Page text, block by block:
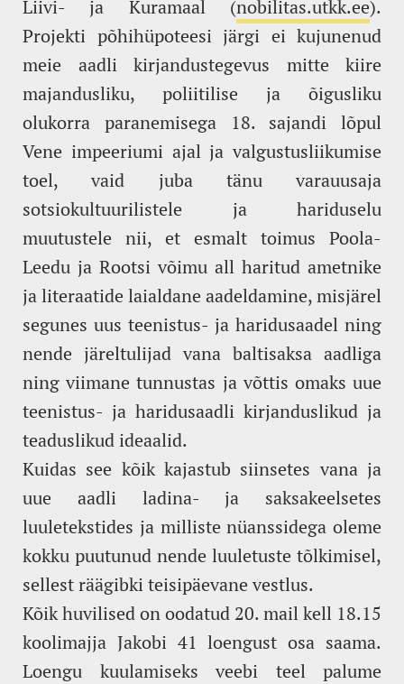
Liivi- ja Kuramaal (nobilitas.utkk.ee).
Projekti põhihüpoteesi järgi ei kujunenud
meie aadli kirjandustegevus mitte kiire
majandusliku, poliitilise ja õigusliku
olukorra paranemisega 18. sajandi lõpul
Vene impeeriumi ajal ja valgustusliikumise
toel, vaid juba tänu varauusaja
sotsiokultuurilistele ja hariduselu
muutustele nii, et esmalt toimus Poola-
Leedu ja Rootsi võimu all haritud ametnike
ja literaatide laialdane aadeldamine, misjärel
segunes uus teenistus- ja haridusaadel ning
nende järeltulijad vana baltisaksa aadliga
ning viimane tunnustas ja võttis omaks uue
teenistus- ja haridusaadli kirjanduslikud ja
teaduslikud ideaalid.
Kuidas see kõik kajastub siinsetes vana ja
uue aadli ladina- ja saksakeelsetes
luuletekstides ja milliste nüanssidega oleme
kokku puutunud nende luuletuste tõlkimisel,
sellest räägibki teisipäevane vestlus.
Kõik huvilised on oodatud 20. mail kell 18.15
koolimajja Jakobi 41 loengust osa saama.
Loengu kuulamiseks veebi teel palume